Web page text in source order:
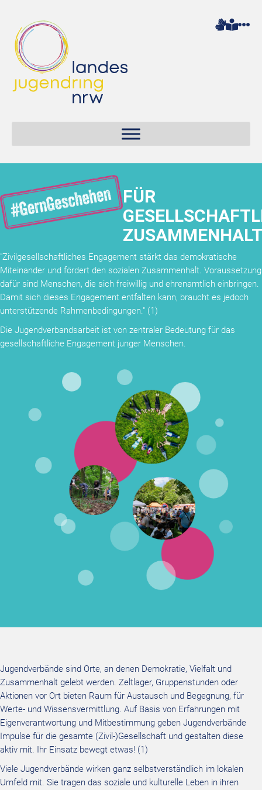
FÜR
ZUSAMMENHALT
"Zivilgesellschaftliches Engagement stärkt das demokratische
Miteinander und fördert den sozialen Zusammenhalt. Voraussetzung
dafür sind Menschen, die sich freiwillig und ehrenamtlich einbringen.
Damit sich dieses Engagement entfalten kann, braucht es jedoch
unterstützende Rahmenbedingungen." (1)
Die Jugendverbandsarbeit ist von zentraler Bedeutung für das
gesellschaftliche Engagement junger Menschen.
Jugendverbände sind Orte, an denen Demokratie, Vielfalt und
Zusammenhalt gelebt werden. Zeltlager, Gruppenstunden oder
Aktionen vor Ort bieten Raum für Austausch und Begegnung, für
Werte- und Wissensvermittlung. Auf Basis von Erfahrungen mit
Eigenverantwortung und Mitbestimmung geben Jugendverbände
Impulse für die gesamte (Zivil-)Gesellschaft und gestalten diese
aktiv mit. Ihr Einsatz bewegt etwas! (1)
Viele Jugendverbände wirken ganz selbstverständlich im lokalen
Umfeld mit. Sie tragen das soziale und kulturelle Leben in ihren